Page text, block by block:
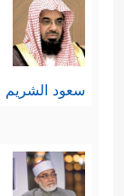
سعود الشريم